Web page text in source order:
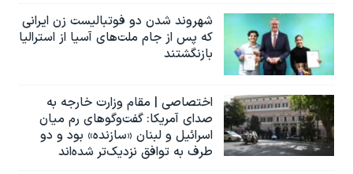
شهروند شدن دو فوتبالیست زن ایرانی
که پس از جام ملت‌های آسیا از استرالیا
بازنگشتند
اختصاصی | مقام وزارت خارجه به
صدای آمریکا: گفت‌وگوهای رم میان
اسرائیل و لبنان «سازنده» بود و دو
طرف به توافق نزدیک‌تر شده‌اند